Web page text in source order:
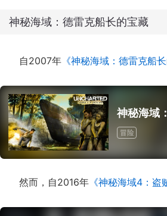
神秘海域：德雷克船长的宝藏
自2007年 《神秘海域：德雷克船长
神秘海域
冒险
然而，自2016年 《神秘海域4：盗